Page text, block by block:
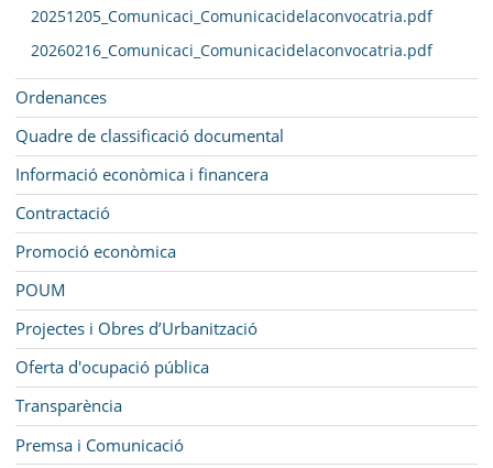
20251205_Comunicaci_Comunicacidelaconvocatria.pdf
20260216_Comunicaci_Comunicacidelaconvocatria.pdf
Ordenances
Quadre de classificació documental
Informació econòmica i financera
Contractació
Promoció econòmica
POUM
Projectes i Obres d’Urbanització
Oferta d'ocupació pública
Transparència
Premsa i Comunicació